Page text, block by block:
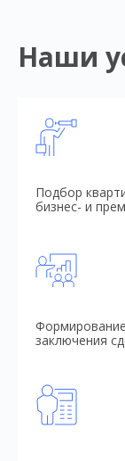
Наши
Подбор
бизнес- и
заключения